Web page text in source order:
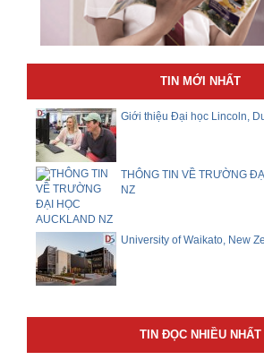
TIN MỚI NHẤT
Giới thiệu Đại học Lincoln,
THÔNG TIN VỀ TRƯỜNG
NZ
University of Waikato, New
TIN ĐỌC NHIỀU NHẤT